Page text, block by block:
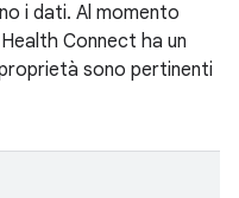
i dati. Al momento
Connect ha un
sono pertinenti